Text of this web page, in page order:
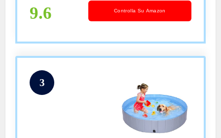
9.6 Controlla Su Amazon
3